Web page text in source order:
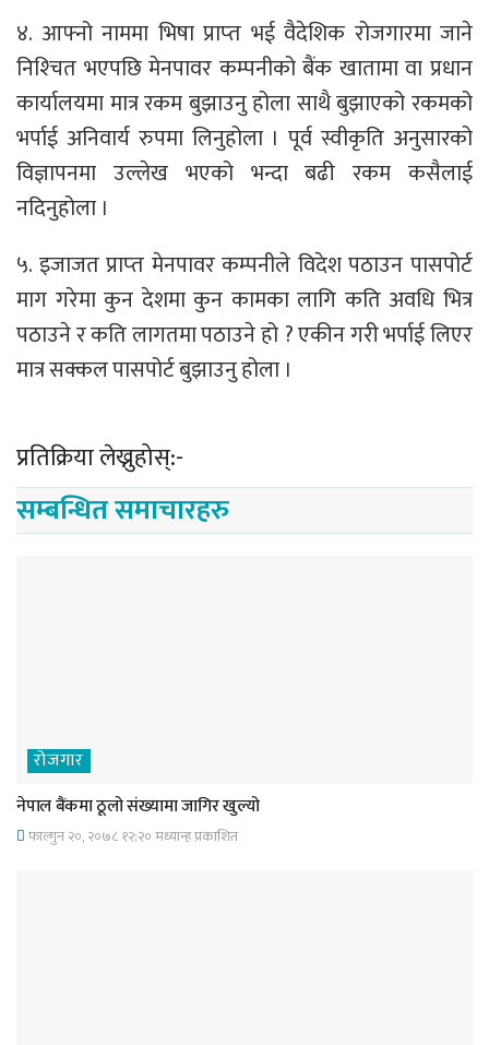
४. आफ्नो नाममा भिषा प्राप्‍त भई वैदेशिक रोजगारमा जाने
निश्‍चित भएपछि मेनपावर कम्पनीको बैंक खातामा वा प्रधान
कार्यालयमा मात्र रकम बुझाउनु होला साथै बुझाएको रकमको
भर्पाई अनिवार्य रुपमा लिनुहोला । पूर्व स्वीकृति अनुसारको
विज्ञापनमा उल्लेख भएको भन्दा बढी रकम कसैलाई
नदिनुहोला ।
५. इजाजत प्राप्‍त मेनपावर कम्पनीले विदेश पठाउन पासपोर्ट
माग गरेमा कुन देशमा कुन कामका लागि कति अवधि भित्र
पठाउने र कति लागतमा पठाउने हो ? एकीन गरी भर्पाई लिएर
मात्र सक्कल पासपोर्ट बुझाउनु होला ।
प्रतिक्रिया लेख्नुहोस्:-
सम्बन्धित समाचारहरु
रोजगार
नेपाल बैंकमा ठूलो संख्यामा जागिर खुल्यो
फाल्गुन २०, २०७८ १२;२० मध्यान्ह प्रकाशित